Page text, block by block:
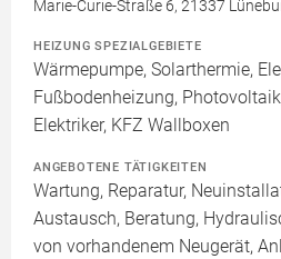
Marie-Curie-Straße 6, 21337
HEIZUNG SPEZIALGEBIETE
Wärmepumpe, Solarthermie,
Fußbodenheizung,
Elektriker, KFZ Wallboxen
ANGEBOTENE TÄTIGKEITEN
Wartung, Reparatur,
Austausch, Beratung,
von vorhandenem Neugerät,